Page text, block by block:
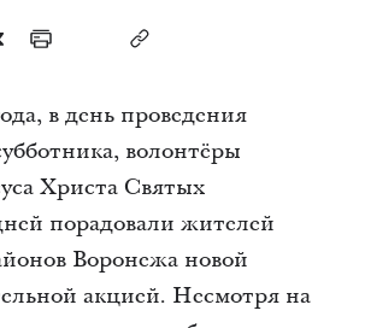
в день проведения
волонтёры
Христа Святых
порадовали жителей
Воронежа новой
акцией. Несмотря на